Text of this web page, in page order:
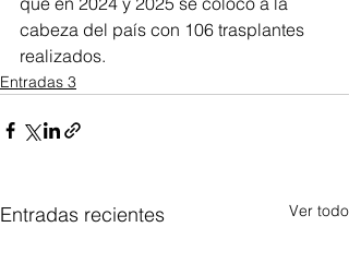
cabeza del país con 106 trasplantes
realizados.
Entradas 3
Entradas recientes Ver todo